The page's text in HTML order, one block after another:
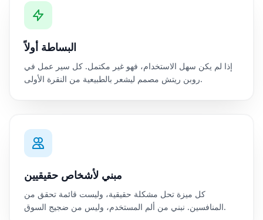
البساطة أولاً
إذا لم يكن سهل الاستخدام، فهو غير مكتمل. كل سير عمل في
روبن ريتش مصمم ليشعر بالطبيعية من النقرة الأولى.
مبني لأشخاص حقيقيين
كل ميزة تحل مشكلة حقيقية، وليست قائمة تحقق من
المنافسين. نبني من ألم المستخدم، وليس من ضجيج السوق.